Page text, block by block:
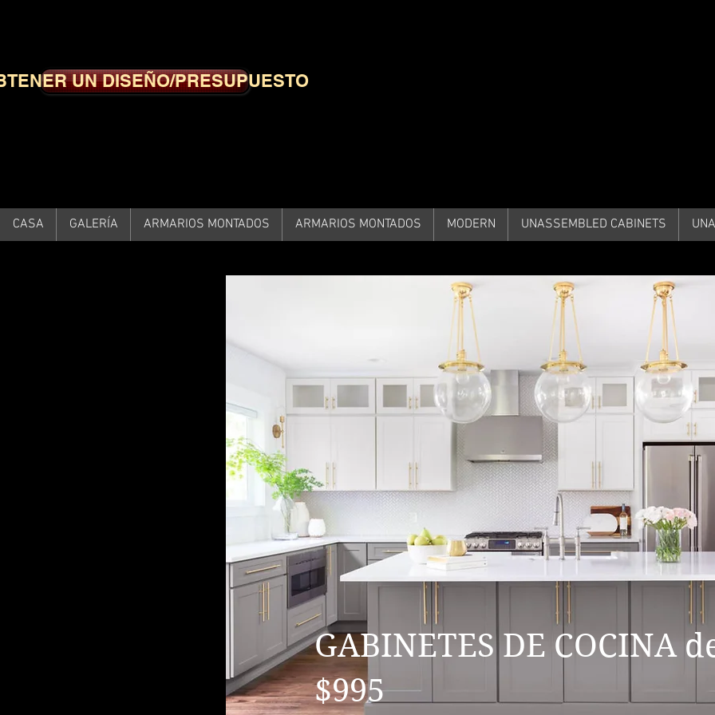
UN DISEÑO/PRESUPUESTO
CASA GALERÍA ARMARIOS MONTADOS ARMARIOS MONTADOS MODERN UNASSEMBLED CABINETS
GABINETES DE COCINA
$995